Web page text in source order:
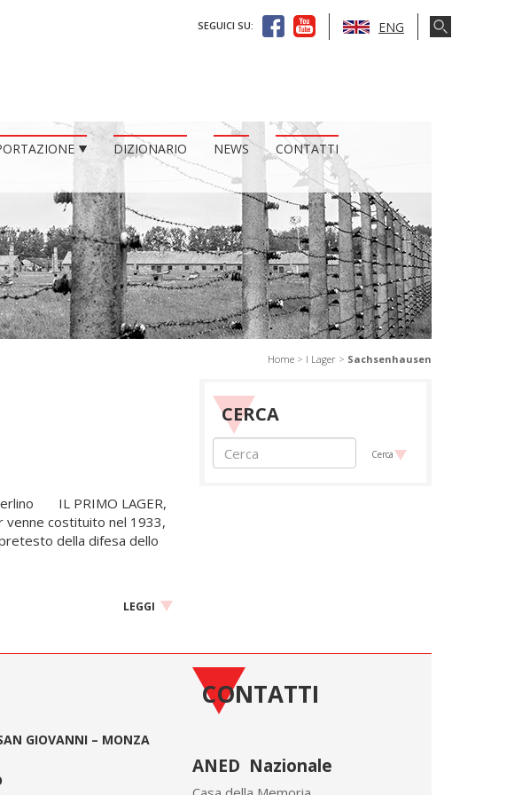
SEGUICI SU: ENG
DIZIONARIO NEWS
CONTATTI
Home > I Lager > Sachsenhausen
IL PRIMO LAGER,
venne costituito nel 1933,
della difesa dello
LEGGI
CERCA
Cerca
GIOVANNI – MONZA
CONTATTI
ANED Nazionale